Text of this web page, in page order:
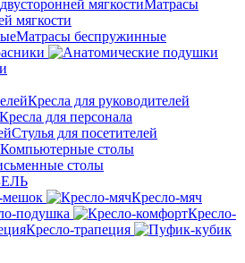
Матрасы
мягкости
Матрасы беспружинные
Кресла для руководителей
Кресла для персонала
Стулья для посетителей
Компьютерные столы
столы
мешок
Кресло-мяч
подушка
Кресло-
Кресло-трапеция